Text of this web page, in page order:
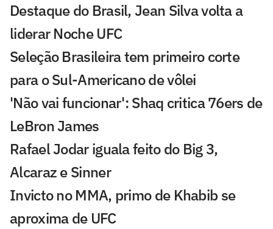
Destaque do Brasil, Jean Silva volta a
liderar Noche UFC
Seleção Brasileira tem primeiro corte
para o Sul-Americano de vôlei
'Não vai funcionar': Shaq critica 76ers de
LeBron James
Rafael Jodar iguala feito do Big 3,
Alcaraz e Sinner
Invicto no MMA, primo de Khabib se
aproxima de UFC